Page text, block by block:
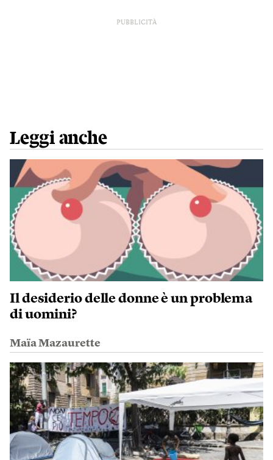
PUBBLICITÀ
Leggi anche
Il desiderio delle donne è un problema
di uomini?
Maïa Mazaurette